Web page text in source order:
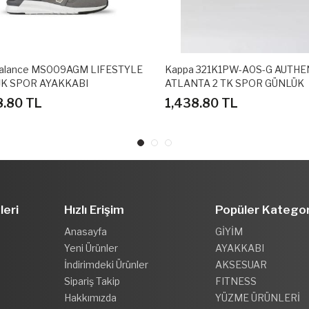
Kappa 321K1PW-A0S-G AUTHENTIC
ATLANTA 2 TK SPOR GÜNLÜK
Adidas
VE
Hızlı Erişim
Anasayfa
Yeni Ürünler
İndirimdeki Ürünler
Sipariş Takip
Hakkımızda
Popüler
GİYİM
AYAKKABI
AKSESUAR
FITNESS
YÜZME ÜRÜNLERİ